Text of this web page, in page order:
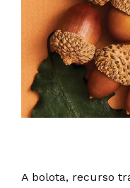
A bolota, recurso